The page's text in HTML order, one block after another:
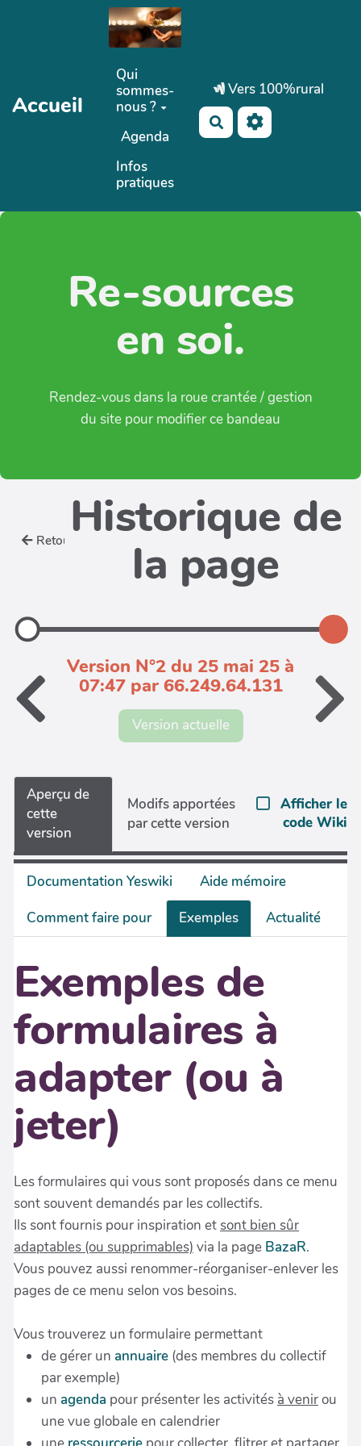
Aller au contenu principal
Accueil
Qui
sommes-
nous ?
Agenda
Infos
pratiques
Vers 100%rural
Rechercher
Re-sources
en soi.
Rendez-vous dans la roue crantée / gestion
du site pour modifier ce bandeau
Retour Historique de
la page
Version N°2 du 25 mai 25 à
07:47 par 66.249.64.131
Version actuelle
Aperçu de
cette
version
Modifs apportées
par cette version
Afficher le
code Wiki